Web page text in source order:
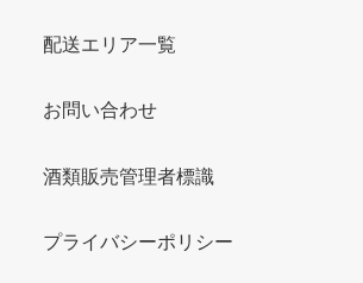
配送エリア一覧
お問い合わせ
酒類販売管理者標識
プライバシーポリシー